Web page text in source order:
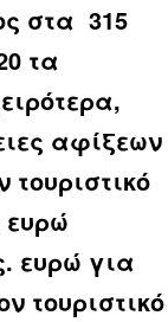
στα 315
τα
αφίξεων
ευρώ
ευρώ για
τουριστικό